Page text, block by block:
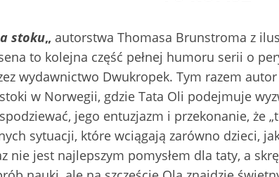
stoku„ autorstwa Thomasa Brunstroma z
to kolejna część pełnej humoru serii o
wydawnictwo Dwukropek. Tym razem
w Norwegii, gdzie Tata Oli podejmuje
jego entuzjazm i przekonanie, że
sytuacji, które wciągają zarówno dzieci,
nie jest najlepszym pomysłem dla taty, a